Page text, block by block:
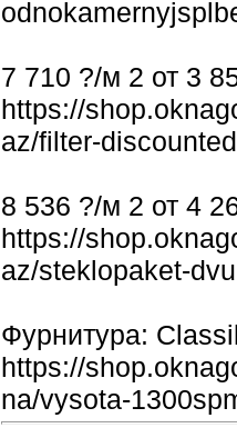
7 710 ?/м 2 от 3
https://
az/filter-
8 536 ?/м 2 от 4
https://
az/steklopaket-
Фурнитура:
https://
na/vysota-